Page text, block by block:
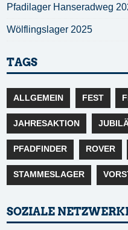
Pfadilager Hanseradweg
Wölflingslager 2025
TAGS
ALLGEMEIN FEST
JAHRESAKTION
PFADFINDER ROVER
STAMMESLAGER
SOZIALE